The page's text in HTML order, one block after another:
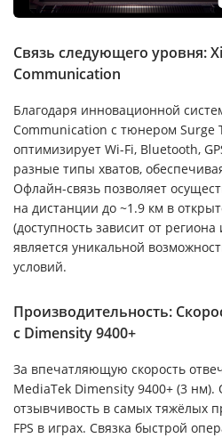
Связь следующего уровня:
Communication
Благодаря инновационной
Communication с тюнером Surge
оптимизирует Wi-Fi, Bluetooth,
разные типы хватов,
Офлайн-связь позволяет
на дистанции до ~1.9 км в
(доступность зависит от
является уникальной
условий.
Производительность:
с Dimensity 9400+
За впечатляющую скорость
MediaTek Dimensity 9400+ (3
отзывчивость в самых тяжёлых
FPS в играх. Связка быстрой